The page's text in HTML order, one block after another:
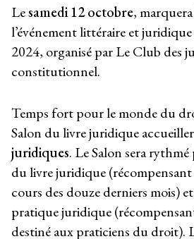
Lesamedi 12 octobre,
l’événement littéraire et
2024, organisé par Le Club des
constitutionnel.
Temps fort pour le monde du
Salon du livre juridique
juridiques. Le Salon sera
du livre juridique
cours des douze derniers mois)
pratique juridique
destiné aux praticiens du droit).